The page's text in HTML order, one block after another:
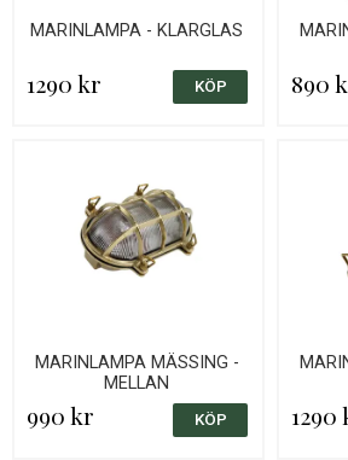
MARINLAMPA - KLARGLAS
1290 kr 890
MARINLAMPA MÄSSING -
MELLAN
990 kr 1290